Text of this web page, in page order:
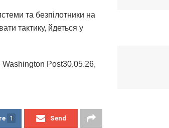
та безпілотники на
тактику, йдеться у
Washington Post30.05.26,
1 Send